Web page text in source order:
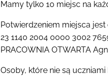
Mamy tylko 10 miejsc na
Potwierdzeniem miejsca jest
23 1140 2004 0000 3002
PRACOWNIA OTWARTA
Osoby, które nie są